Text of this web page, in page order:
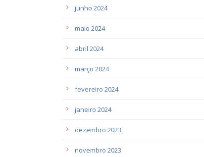
junho 2024
maio 2024
abril 2024
março 2024
fevereiro 2024
janeiro 2024
dezembro 2023
novembro 2023